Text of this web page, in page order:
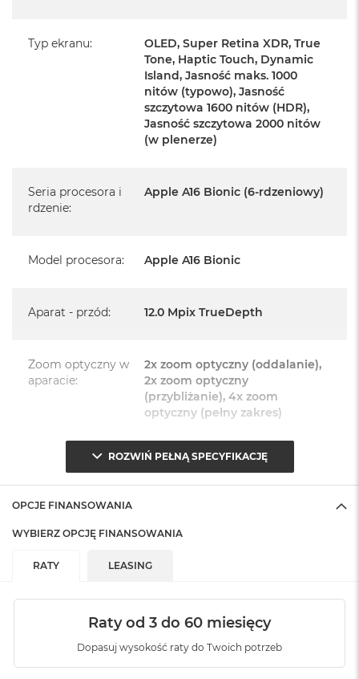
iPhone jest nowy
pochodzi od polskiego, oficjalnego dystrybutora Apple.
Posiada pełną, 12 miesięczną gwarancję
serwisowym Apple na terenie całego świata.
Posiada system operacyjny iOS w języku polskim
urządzenia.
iPhone 15
Przewód USB-C do ładowania (1m)
Typ ekranu:
OLED, Super Retina XDR, True
Tone, Haptic Touch, Dynamic
Island, Jasność maks. 1000
nitów (typowo), Jasność
szczytowa 1600 nitów (HDR),
Jasność szczytowa 2000 nitów
(w plenerze)
Seria procesora i
rdzenie:
Apple A16 Bionic (6-rdzeniowy)
Model procesora: Apple A16 Bionic
Aparat - przód: 12.0 Mpix TrueDepth
Zoom optyczny w
aparacie:
2x zoom optyczny (oddalanie),
2x zoom optyczny
(przybliżanie), 4x zoom
optyczny (pełny zakres)
Maks. 10x zoom cyfrowy
Aparat - tył:
Główny 48 Mpix + 12 Mpix
Style fotograficzne: TAK
Fotografia makro: TAK
ROZWIŃ PEŁNĄ SPECYFIKACJĘ
OPCJE FINANSOWANIA
WYBIERZ OPCJĘ FINANSOWANIA
RATY LEASING
Raty od 3 do 60 miesięcy
Dopasuj wysokość raty do Twoich potrzeb